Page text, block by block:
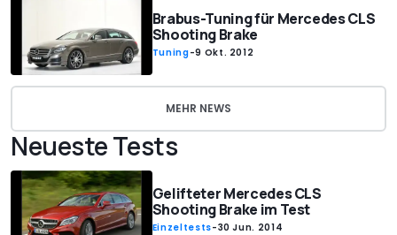
Brabus-Tuning für Mercedes CLS
Shooting Brake
Tuning-9 Okt. 2012
MEHR NEWS
Neueste Tests
Gelifteter Mercedes CLS
Shooting Brake im Test
Einzeltests-30 Jun. 2014